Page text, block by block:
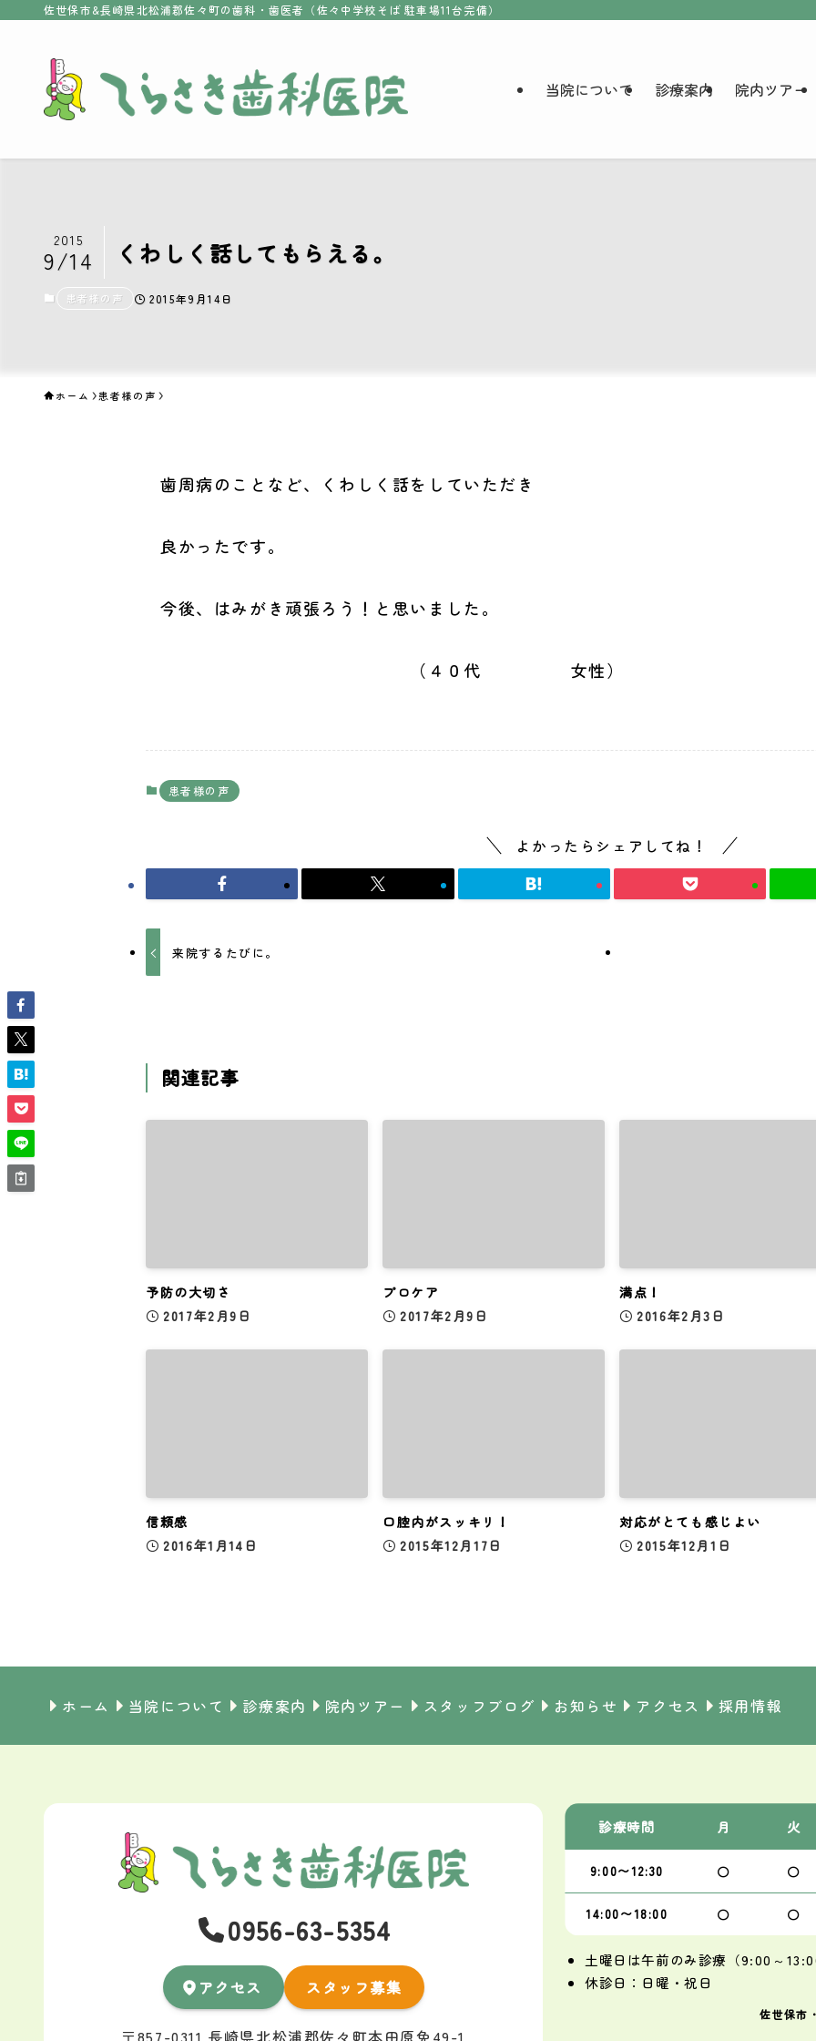
佐世保市&長崎県北松浦郡佐々町の歯科・歯医者（佐々中学校そば 駐車場11台完備）
当院について 診療案内 院内ツアー
くわしく話してもらえる。
2015
9/14
患者様の声 2015年9月14日
ホーム 患者様の声
歯周病のことなど、くわしく話をしていただき
良かったです。
今後、はみがき頑張ろう！と思いました。
（４０代 女性）
患者様の声
よかったらシェアしてね！
来院するたびに。
関連記事
予防の大切さ
2017年2月9日
プロケア
2017年2月9日
満点！
2016年2月3日
信頼感
2016年1月14日
口腔内がスッキリ！
2015年12月17日
対応がとても感じよい
2015年12月1日
ホーム 当院について 診療案内 院内ツアー スタッフブログ お知らせ アクセス 採用情報
0956-63-5354
アクセス スタッフ募集
診療時間 月 火
9:00〜12:30 〇 〇
14:00〜18:00 〇 〇
土曜日は午前のみ診療（9:00～
休診日：日曜・祝日
佐世保市